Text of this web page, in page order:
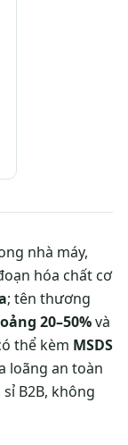
nhà máy,
hóa chất cơ
; tên thương
20–50%và
thể kèm MSDS
loãng an toàn
B2B, không